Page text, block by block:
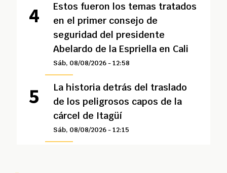
Estos fueron los temas tratados
en el primer consejo de
seguridad del presidente
Abelardo de la Espriella en Cali
Sáb, 08/08/2026 - 12:58
La historia detrás del traslado
de los peligrosos capos de la
cárcel de Itagüí
Sáb, 08/08/2026 - 12:15